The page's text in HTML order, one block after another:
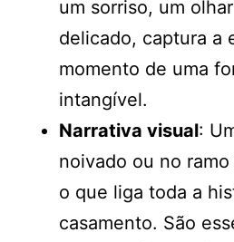
um sorriso, um
delicado, captura a
momento de uma
intangível.
Narrativa visual:
noivado ou no
o que liga toda a
casamento. São